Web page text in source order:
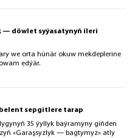
— döwlet syýasatynyň ileri
we orta hünär okuw mekdeplerine
edýär.
sepgitlere tarap
35 ýyllyk baýramyny giňden
«Garaşsyzlyk — bagtymyz» atly